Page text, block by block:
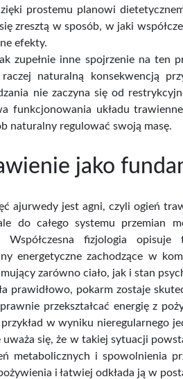
prostemu planowi
zresztą w sposób, w jaki
efekty.
zupełnie inne spojrzenie na ten
naturalną konsekwencją
nie zaczyna się od
funkcjonowania układu
naturalny regulować swoją masę.
jako
ajurwedy jest agni, czyli ogień
do całego systemu przemian
Współczesna fizjologia
energetyczne zachodzące w
zarówno ciało, jak i stan
prawidłowo, pokarm zostaje
przekształcać energię z
w wyniku nieregularnego
się, że w takiej sytuacji
metabolicznych i spowolnienia
i łatwiej odkłada ją w